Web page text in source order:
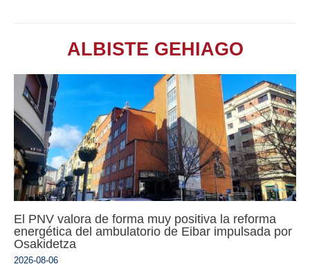
ALBISTE GEHIAGO
El PNV valora de forma muy positiva la reforma
energética del ambulatorio de Eibar impulsada por
Osakidetza
2026-08-06